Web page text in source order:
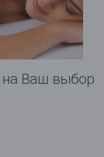
Ваш выбор